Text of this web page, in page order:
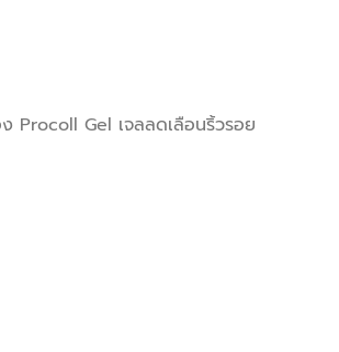
Procoll Gel เจลลดเลือนริ้วรอย